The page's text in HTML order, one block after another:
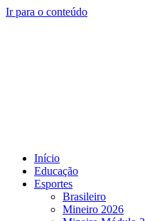
Ir para o conteúdo
Início
Educação
Esportes
Brasileiro
Mineiro 2026